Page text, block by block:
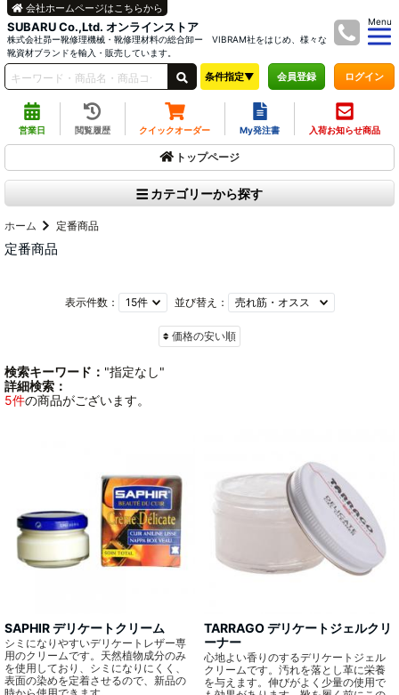
SUBARU Co.,Ltd. オンラインストア
株式会社昴ー靴修理機械・靴修理材料の総合卸ー VIBRAM社をはじめ、様々な
靴資材ブランドを輸入・販売しています。
Menu
会社ホームページはこちらから
条件指定▼ 会員登録 ログイン
営業日 閲覧履歴 クイックオーダー My発注書 入荷お知らせ商品
トップページ
カテゴリーから探す
ホーム 定番商品
定番商品
表示件数： 並び替え：
価格の安い順
検索キーワード： "指定なし"
詳細検索：
5件の商品がございます。
SAPHIR デリケートクリーム
シミになりやすいデリケートレザー専
用のクリームです。天然植物成分のみ
を使用しており、シミになりにくく、
表面の染めを定着させるので、新品の
TARRAGO デリケートジェルクリ
ーナー
心地よい香りのするデリケートジェル
クリームです。汚れを落とし革に栄養
を与えます。伸びがよく少量の使用で